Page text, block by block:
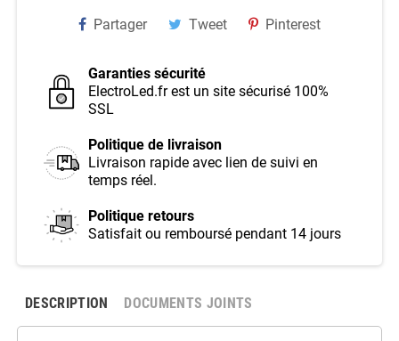
Partager Tweet Pinterest
Garanties sécurité
ElectroLed.fr est un site sécurisé 100%
SSL
Politique de livraison
Livraison rapide avec lien de suivi en
temps réel.
Politique retours
Satisfait ou remboursé pendant 14 jours
DESCRIPTION DOCUMENTS JOINTS